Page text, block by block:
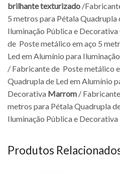
brilhante texturizado /
5 metros para Pétala Quadrupla
Iluminação Pública e Decorativa
de Poste metálico em aço 5
Led em Alumínio para
/ Fabricante de Poste metálico
Quadrupla de Led em Alumínio
Decorativa Marrom /
metros para Pétala Quadrupla
Iluminação Pública e Decorativa
Produtos